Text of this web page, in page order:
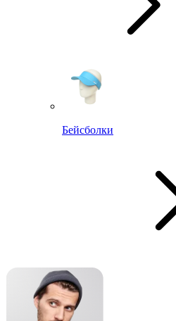
Бейсболки